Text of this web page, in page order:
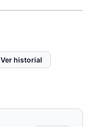
Ver historial